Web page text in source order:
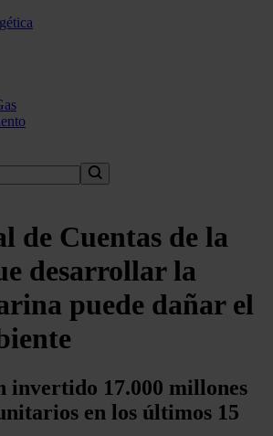
de Cuentas de la
desarrollar la
puede dañar el
invertido 17.000 millones
en los últimos 15